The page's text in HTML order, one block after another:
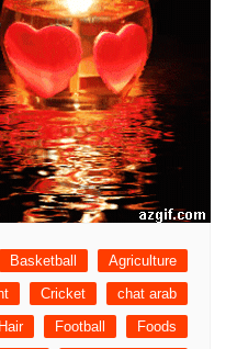
Agriculture
Basketball
chat arab
Cricket
Foods
Football
Hair